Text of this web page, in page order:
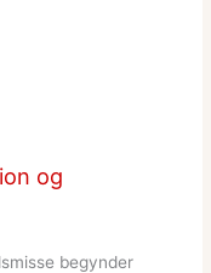
og
begynder